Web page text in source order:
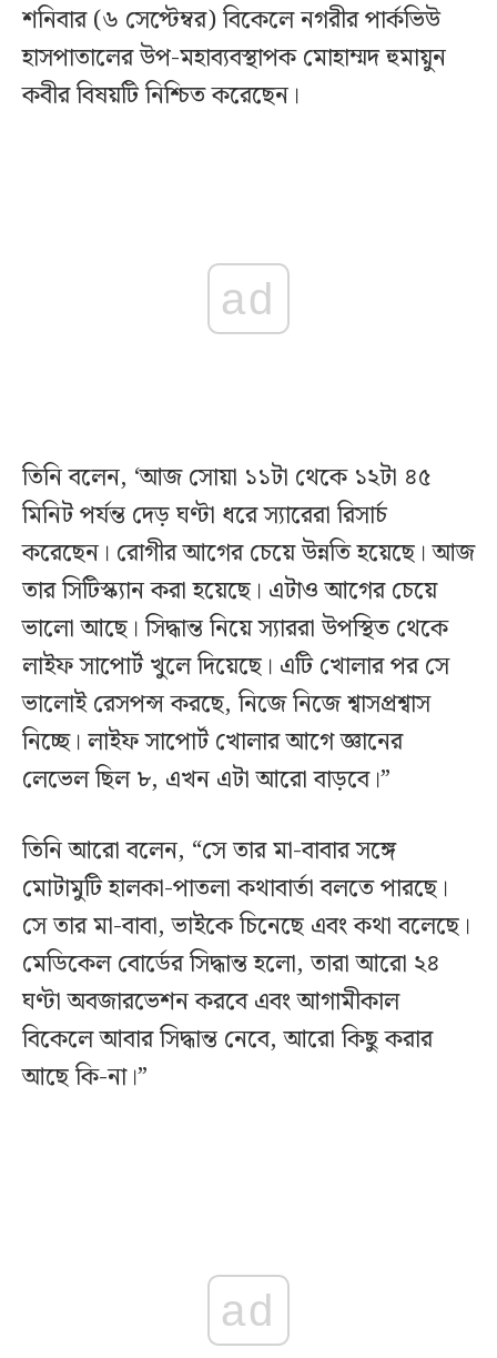
শনিবার (৬ সেপ্টেম্বর) বিকেলে নগরীর পার্কভিউ
হাসপাতালের উপ-মহাব্যবস্থাপক মোহাম্মদ হুমায়ুন
কবীর বিষয়টি নিশ্চিত করেছেন।
ad
তিনি বলেন, ‘আজ সোয়া ১১টা থেকে ১২টা ৪৫
মিনিট পর্যন্ত দেড় ঘণ্টা ধরে স্যারেরা রিসার্চ
করেছেন। রোগীর আগের চেয়ে উন্নতি হয়েছে। আজ
তার সিটিস্ক্যান করা হয়েছে। এটাও আগের চেয়ে
ভালো আছে। সিদ্ধান্ত নিয়ে স্যাররা উপস্থিত থেকে
লাইফ সাপোর্ট খুলে দিয়েছে। এটি খোলার পর সে
ভালোই রেসপন্স করছে, নিজে নিজে শ্বাসপ্রশ্বাস
নিচ্ছে। লাইফ সাপোর্ট খোলার আগে জ্ঞানের
লেভেল ছিল ৮, এখন এটা আরো বাড়বে।”
তিনি আরো বলেন, “সে তার মা-বাবার সঙ্গে
মোটামুটি হালকা-পাতলা কথাবার্তা বলতে পারছে।
সে তার মা-বাবা, ভাইকে চিনেছে এবং কথা বলেছে।
মেডিকেল বোর্ডের সিদ্ধান্ত হলো, তারা আরো ২৪
ঘণ্টা অবজারভেশন করবে এবং আগামীকাল
বিকেলে আবার সিদ্ধান্ত নেবে, আরো কিছু করার
আছে কি-না।”
ad